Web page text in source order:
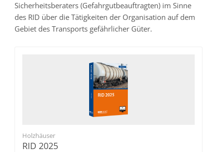
Sicherheitsberaters (Gefahrgutbeauftragten) im Sinne
des RID über die Tätigkeiten der Organisation auf dem
Gebiet des Transports gefährlicher Güter.
Holzhäuser
RID 2025